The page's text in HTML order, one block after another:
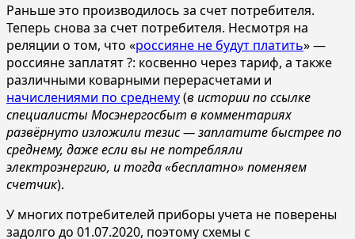
Раньше это производилось за счет потребителя.
Теперь снова за счет потребителя. Несмотря на
реляции о том, что «россияне не будут платить» —
россияне заплатят ?: косвенно через тариф, а также
различными коварными перерасчетами и
начислениями по среднему(в истории по ссылке
специалисты Мосэнергосбыт в комментариях
развёрнуто изложили тезис — заплатите быстрее по
среднему, даже если вы не потребляли
электроэнергию, и тогда «бесплатно» поменяем
счетчик).
У многих потребителей приборы учета не поверены
задолго до 01.07.2020, поэтому схемы с